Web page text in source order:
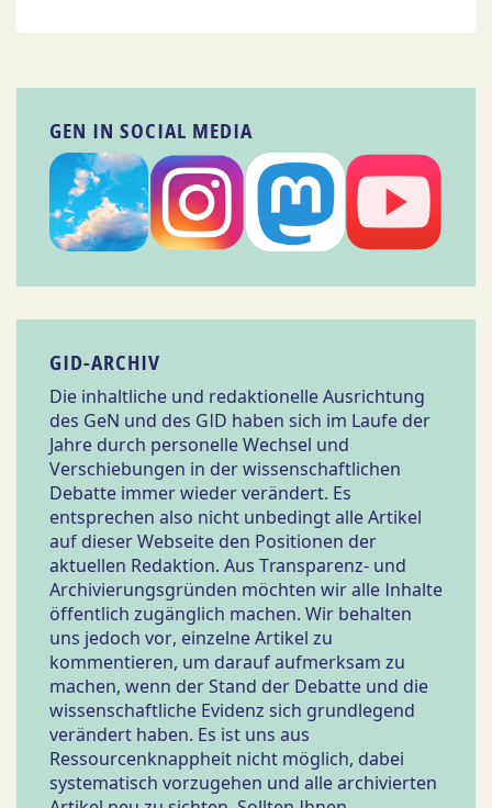
GEN IN SOCIAL MEDIA
GID-ARCHIV
Die inhaltliche und redaktionelle Ausrichtung
des GeN und des GID haben sich im Laufe der
Jahre durch personelle Wechsel und
Verschiebungen in der wissenschaftlichen
Debatte immer wieder verändert. Es
entsprechen also nicht unbedingt alle Artikel
auf dieser Webseite den Positionen der
aktuellen Redaktion. Aus Transparenz- und
Archivierungsgründen möchten wir alle Inhalte
öffentlich zugänglich machen. Wir behalten
uns jedoch vor, einzelne Artikel zu
kommentieren, um darauf aufmerksam zu
machen, wenn der Stand der Debatte und die
wissenschaftliche Evidenz sich grundlegend
verändert haben. Es ist uns aus
Ressourcenknappheit nicht möglich, dabei
systematisch vorzugehen und alle archivierten